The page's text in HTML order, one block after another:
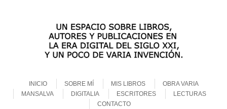
MenuINICIO
SOBRE MÍ MIS LIBROS
OBRA VARIA
MANSALVA
DIGITALIA ESCRITORES
LECTURAS
CONTACTO